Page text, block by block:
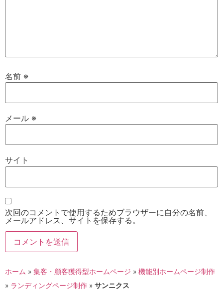
名前 ※
メール ※
サイト
次回のコメントで使用するためブラウザーに自分の名前、
メールアドレス、サイトを保存する。
ホーム » 集客・顧客獲得型ホームページ » 機能別ホームページ制作
» ランディングページ制作 » サンニクス